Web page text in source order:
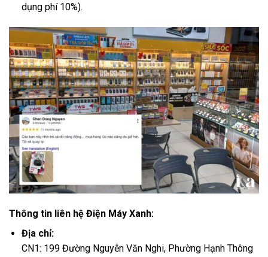
dụng phí 10%).
Thông tin liên hệ Điện Máy Xanh:
Địa chỉ:
CN1: 199 Đường Nguyễn Văn Nghi, Phường Hạnh Thông